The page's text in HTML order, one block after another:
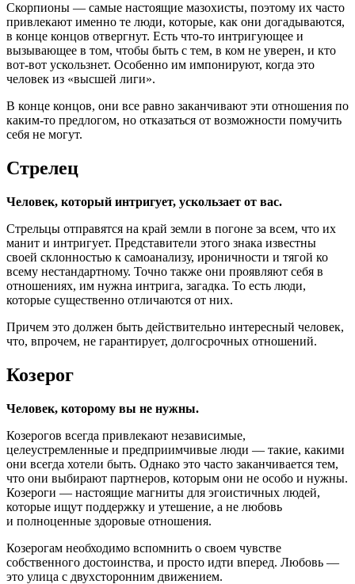
Скорпионы — самые настоящие мазохисты, поэтому их часто
привлекают именно те люди, которые, как они догадываются,
в конце концов отвергнут. Есть что-то интригующее и
вызывающее в том, чтобы быть с тем, в ком не уверен, и кто
вот-вот ускользнет. Особенно им импонируют, когда это
человек из «высшей лиги».
В конце концов, они все равно заканчивают эти отношения по
каким-то предлогом, но отказаться от возможности помучить
себя не могут.
Стрелец
Человек, который интригует, ускользает от вас.
Стрельцы отправятся на край земли в погоне за всем, что их
манит и интригует. Представители этого знака известны
своей склонностью к самоанализу, ироничности и тягой ко
всему нестандартному. Точно также они проявляют себя в
отношениях, им нужна интрига, загадка. То есть люди,
которые существенно отличаются от них.
Причем это должен быть действительно интересный человек,
что, впрочем, не гарантирует, долгосрочных отношений.
Козерог
Человек, которому вы не нужны.
Козерогов всегда привлекают независимые,
целеустремленные и предприимчивые люди — такие, какими
они всегда хотели быть. Однако это часто заканчивается тем,
что они выбирают партнеров, которым они не особо и нужны.
Козероги — настоящие магниты для эгоистичных людей,
которые ищут поддержку и утешение, а не любовь
и полноценные здоровые отношения.
Козерогам необходимо вспомнить о своем чувстве
собственного достоинства, и просто идти вперед. Любовь —
это улица с двухсторонним движением.